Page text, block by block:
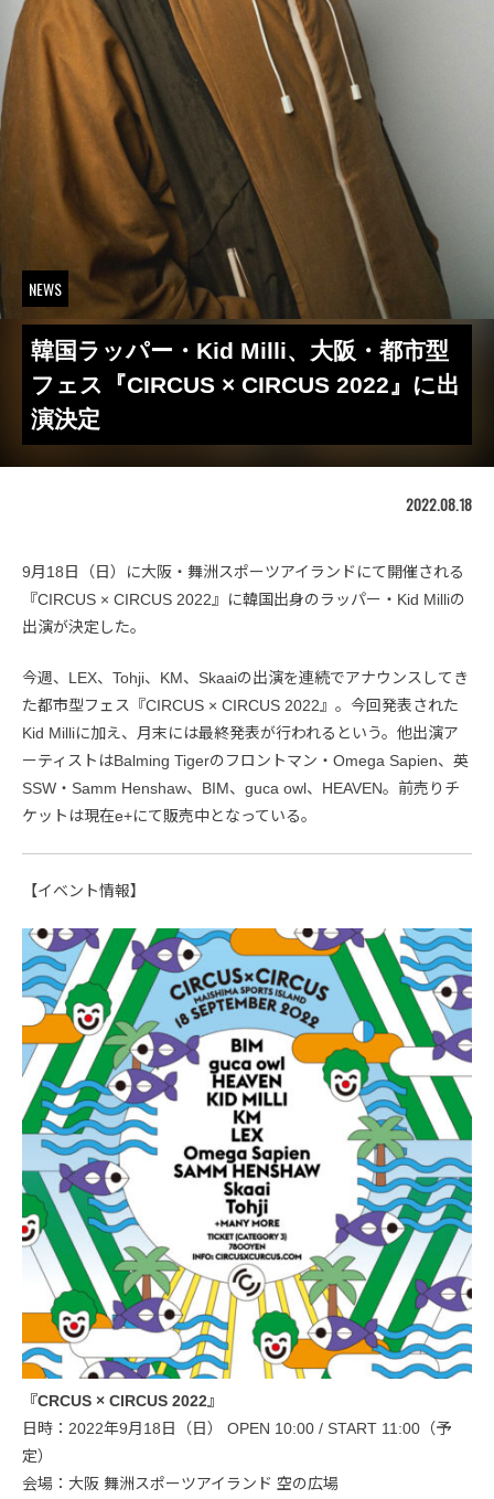
NEWS
韓国ラッパー・Kid Milli、大阪・都市型
フェス『CIRCUS × CIRCUS 2022』に出
演決定
2022.08.18
9月18日（日）に大阪・舞洲スポーツアイランドにて開催される
『CIRCUS × CIRCUS 2022』に韓国出身のラッパー・Kid Milliの
出演が決定した。
今週、LEX、Tohji、KM、Skaaiの出演を連続でアナウンスしてき
た都市型フェス『CIRCUS × CIRCUS 2022』。今回発表された
Kid Milliに加え、月末には最終発表が行われるという。他出演ア
ーティストはBalming Tigerのフロントマン・Omega Sapien、英
SSW・Samm Henshaw、BIM、guca owl、HEAVEN。前売りチ
ケットは現在e+にて販売中となっている。
【イベント情報】
『CRCUS × CIRCUS 2022』
日時：2022年9月18日（日） OPEN 10:00 / START 11:00（予
定）
会場：大阪 舞洲スポーツアイランド 空の広場